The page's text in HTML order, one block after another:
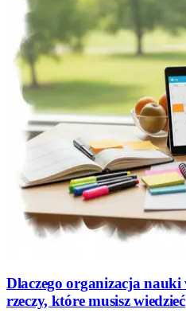
Dlaczego organizacja nauki
rzeczy, które musisz wiedzieć